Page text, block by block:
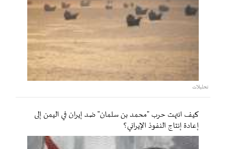
تحليلات
كيف انتهت حرب "محمد بن سلمان" ضد إيران في اليمن إلى
إعادة إنتاج النفوذ الإيراني؟